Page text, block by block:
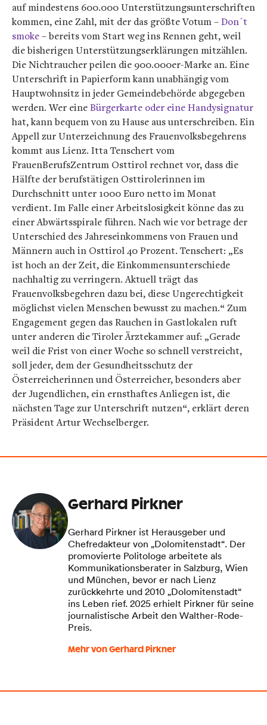
auf mindestens 600.000 Unterstützungsunterschriften
kommen, eine Zahl, mit der das größte Votum –Don´t
smoke– bereits vom Start weg ins Rennen geht, weil
die bisherigen Unterstützungserklärungen mitzählen.
Die Nichtraucher peilen die 900.000er-Marke an. Eine
Unterschrift in Papierform kann unabhängig vom
Hauptwohnsitz in jeder Gemeindebehörde abgegeben
werden. Wer eineBürgerkarte oder eine Handysignatur
hat, kann bequem von zu Hause aus unterschreiben. Ein
Appell zur Unterzeichnung des Frauenvolksbegehrens
kommt aus Lienz. Itta Tenschert vom
FrauenBerufsZentrum Osttirol rechnet vor, dass die
Hälfte der berufstätigen Osttirolerinnen im
Durchschnitt unter 1000 Euro netto im Monat
verdient. Im Falle einer Arbeitslosigkeit könne das zu
einer Abwärtsspirale führen. Nach wie vor betrage der
Unterschied des Jahreseinkommens von Frauen und
Männern auch in Osttirol 40 Prozent. Tenschert: „Es
ist hoch an der Zeit, die Einkommensunterschiede
nachhaltig zu verringern. Aktuell trägt das
Frauenvolksbegehren dazu bei, diese Ungerechtigkeit
möglichst vielen Menschen bewusst zu machen.“ Zum
Engagement gegen das Rauchen in Gastlokalen ruft
unter anderen die Tiroler Ärztekammer auf: „Gerade
weil die Frist von einer Woche so schnell verstreicht,
soll jeder, dem der Gesundheitsschutz der
Österreicherinnen und Österreicher, besonders aber
der Jugendlichen, ein ernsthaftes Anliegen ist, die
nächsten Tage zur Unterschrift nutzen“, erklärt deren
Präsident Artur Wechselberger.
Gerhard Pirkner
Gerhard Pirkner ist Herausgeber und
Chefredakteur von „Dolomitenstadt“. Der
promovierte Politologe arbeitete als
Kommunikationsberater in Salzburg, Wien
und München, bevor er nach Lienz
zurückkehrte und 2010 „Dolomitenstadt“
ins Leben rief. 2025 erhielt Pirkner für seine
journalistische Arbeit den Walther-Rode-
Preis.
Mehr von Gerhard Pirkner